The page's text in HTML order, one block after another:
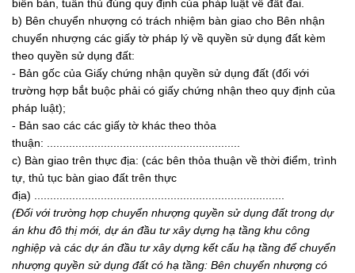
biên bản, tuân thủ đúng quy định của pháp luật về đất đai.
b) Bên chuyển nhượng có trách nhiệm bàn giao cho Bên nhận
chuyển nhượng các giấy tờ pháp lý về quyền sử dụng đất kèm
theo quyền sử dụng đất:
- Bản gốc của Giấy chứng nhận quyền sử dụng đất (đối với
trường hợp bắt buộc phải có giấy chứng nhận theo quy định của
pháp luật);
- Bản sao các các giấy tờ khác theo thỏa
thuận: .............................................................
c) Bàn giao trên thực địa: (các bên thỏa thuận về thời điểm, trình
tự, thủ tục bàn giao đất trên thực
địa) ...............................................................................
(Đối với trường hợp chuyển nhượng quyền sử dụng đất trong dự
án khu đô thị mới, dự án đầu tư xây dựng hạ tầng khu công
nghiệp và các dự án đầu tư xây dựng kết cấu hạ tầng để chuyển
nhượng quyền sử dụng đất có hạ tầng: Bên chuyển nhượng có